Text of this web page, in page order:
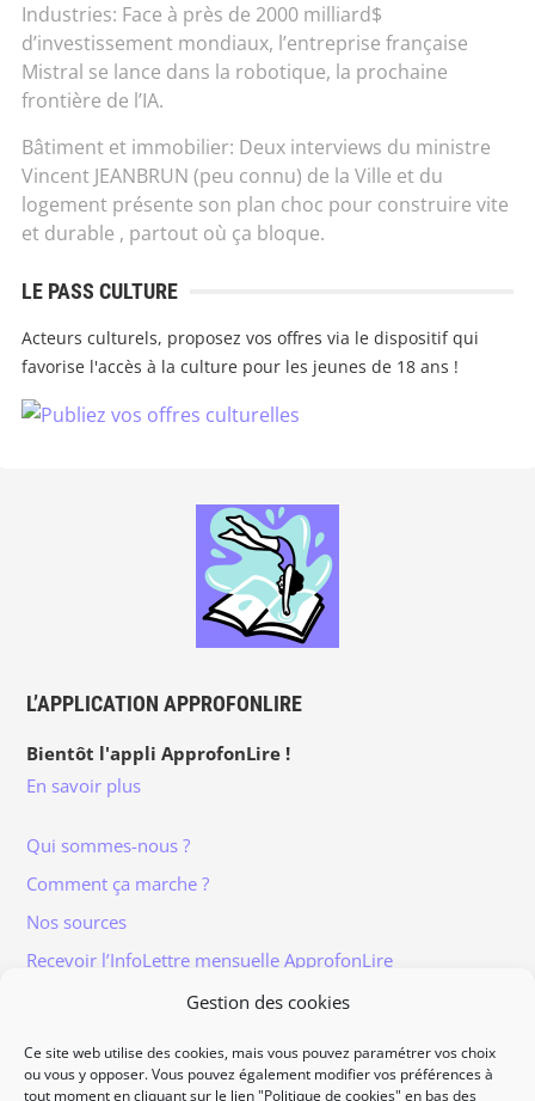
Gestion des cookies
Ce site web utilise des cookies, mais vous pouvez paramétrer vos choix
ou vous y opposer. Vous pouvez également modifier vos préférences à
tout moment en cliquant sur le lien "Politique de cookies" en bas des
Industries: Face à près de 2000 milliard$
d’investissement mondiaux, l’entreprise française
Mistral se lance dans la robotique, la prochaine
frontière de l’IA.
Bâtiment et immobilier: Deux interviews du ministre
Vincent JEANBRUN (peu connu) de la Ville et du
logement présente son plan choc pour construire vite
et durable , partout où ça bloque.
LE PASS CULTURE
Acteurs culturels, proposez vos offres via le dispositif qui
favorise l'accès à la culture pour les jeunes de 18 ans !
L’APPLICATION APPROFONLIRE
Bientôt l'appli ApprofonLire !
En savoir plus
Qui sommes-nous ?
Comment ça marche ?
Nos sources
Recevoir l’InfoLettre mensuelle ApprofonLire